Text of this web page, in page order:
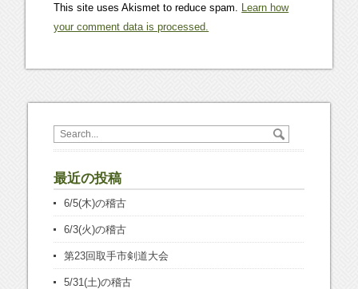
This site uses Akismet to reduce spam. Learn how
your comment data is processed.
最近の投稿
6/5(木)の稽古
6/3(火)の稽古
第23回取手市剣道大会
5/31(土)の稽古